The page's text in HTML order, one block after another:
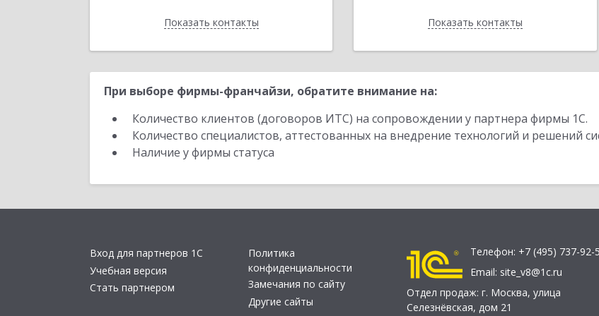
Показать контакты
Назад Показать контакты
Назад
При выборе фирмы-франчайзи, обратите внимание на:
Количество клиентов (договоров ИТС) на сопровождении у партнера фирмы 1С.
Количество специалистов, аттестованных на внедрение технологий и решений
Наличие у фирмы статуса
Вход для партнеров 1С
Учебная версия
Стать партнером
Политика
конфиденциальности
Замечания по сайту
Другие сайты
Телефон: +7 (495) 737-92-
Email: site_v8@1c.ru
Отдел продаж: г. Москва, улица
Селезнёвская, дом 21